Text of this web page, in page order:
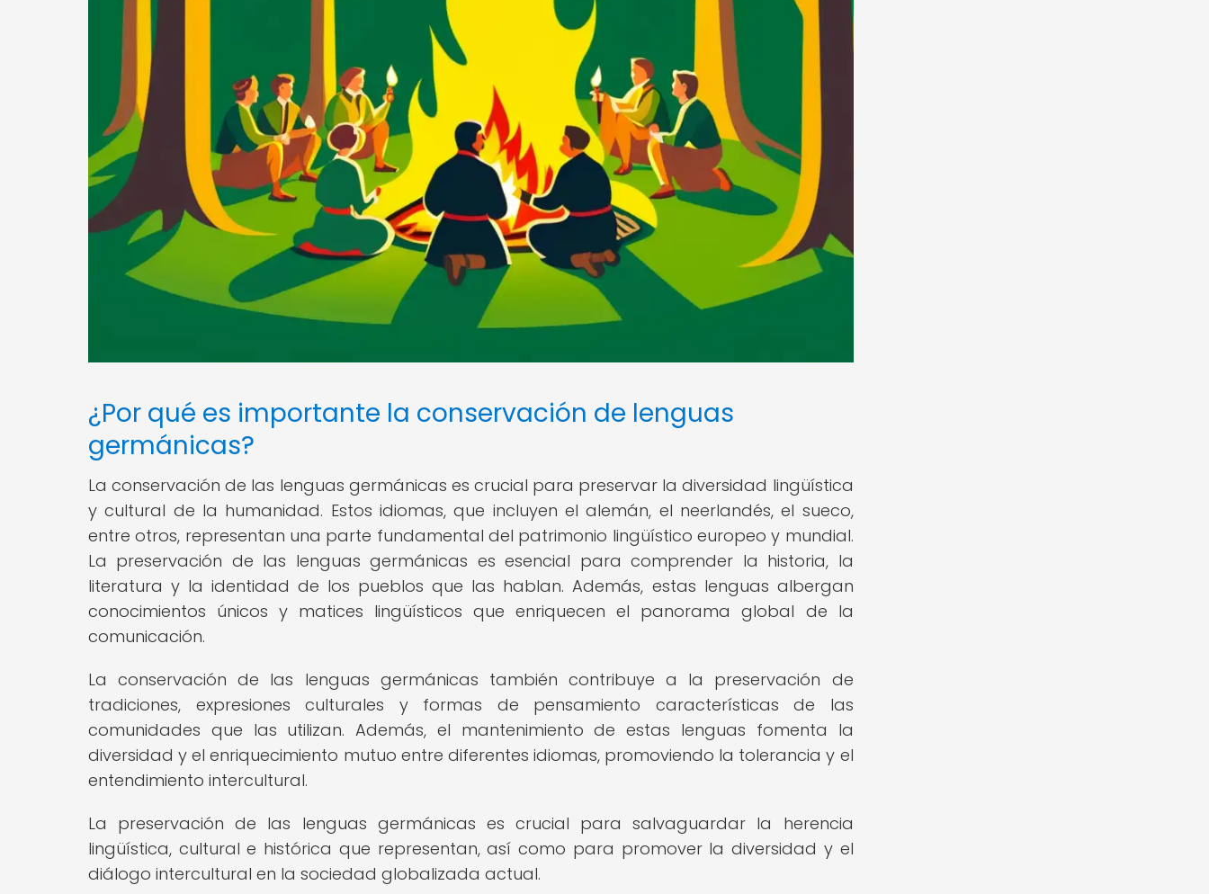
¿Por qué es importante la conservación de lenguas
germánicas?
La conservación de las lenguas germánicas es crucial para preservar la diversidad lingüística
y cultural de la humanidad. Estos idiomas, que incluyen el alemán, el neerlandés, el sueco,
entre otros, representan una parte fundamental del patrimonio lingüístico europeo y mundial.
La preservación de las lenguas germánicas es esencial para comprender la historia, la
literatura y la identidad de los pueblos que las hablan. Además, estas lenguas albergan
conocimientos únicos y matices lingüísticos que enriquecen el panorama global de la
comunicación.
La conservación de las lenguas germánicas también contribuye a la preservación de
tradiciones, expresiones culturales y formas de pensamiento características de las
comunidades que las utilizan. Además, el mantenimiento de estas lenguas fomenta la
diversidad y el enriquecimiento mutuo entre diferentes idiomas, promoviendo la tolerancia y el
entendimiento intercultural.
La preservación de las lenguas germánicas es crucial para salvaguardar la herencia
lingüística, cultural e histórica que representan, así como para promover la diversidad y el
diálogo intercultural en la sociedad globalizada actual.